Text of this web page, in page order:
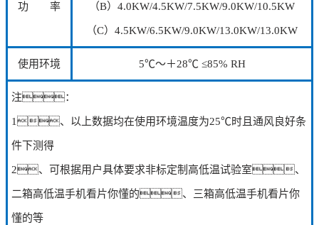
功 率 （B）4.0KW/4.5KW/7.5KW/9.0KW/10.5KW
（C）4.5KW/6.5KW/9.0KW/13.0KW/13.0KW
使用环境 5℃～＋28℃ ≤85% RH
注：
1、以上数据均在使用环境温度为25℃时且通风良好条
件下测得
2、可根据用户具体要求非标定制高低温试验室、
二箱高低温手机看片你懂的、三箱高低温手机看片你
懂的等